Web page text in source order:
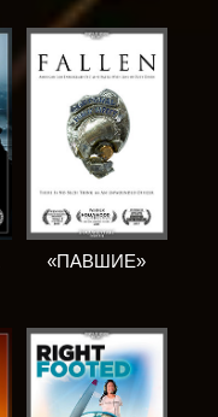
«ПАВШИЕ»